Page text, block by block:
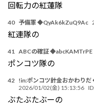
回転力の紅蓮隊
40 予備軍 ◆QyAk6kZuQ9Ac
紅連隊の
41 ABCの確証 ◆abcKAMTrPE
ポンコツ隊の
42 !in:ポンコツ針金おかわり
2026/01/02(金) 15:13:56
ぶたぶたぶーの